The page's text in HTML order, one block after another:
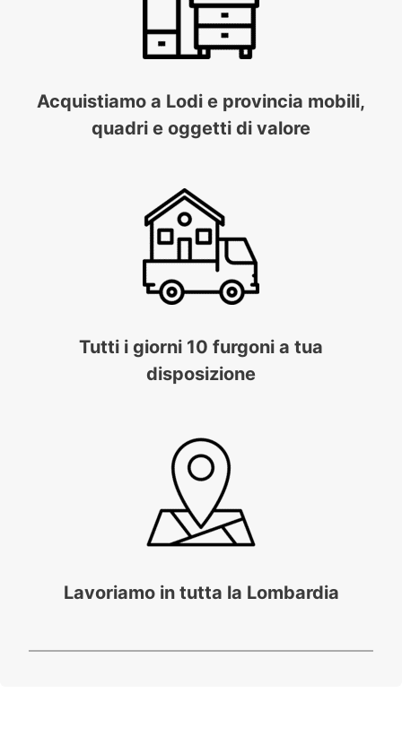
Acquistiamo a Lodi e provincia mobili,
quadri e oggetti di valore
Tutti i giorni 10 furgoni a tua
disposizione
Lavoriamo in tutta la Lombardia